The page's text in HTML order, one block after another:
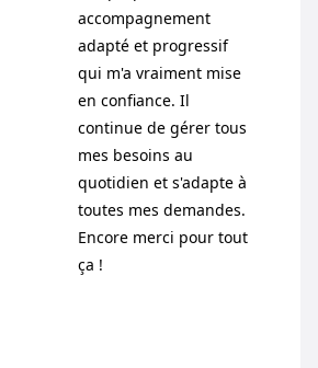
accompagnement
adapté et progressif
qui m'a vraiment mise
en confiance. Il
continue de gérer tous
mes besoins au
quotidien et s'adapte à
toutes mes demandes.
Encore merci pour tout
ça !